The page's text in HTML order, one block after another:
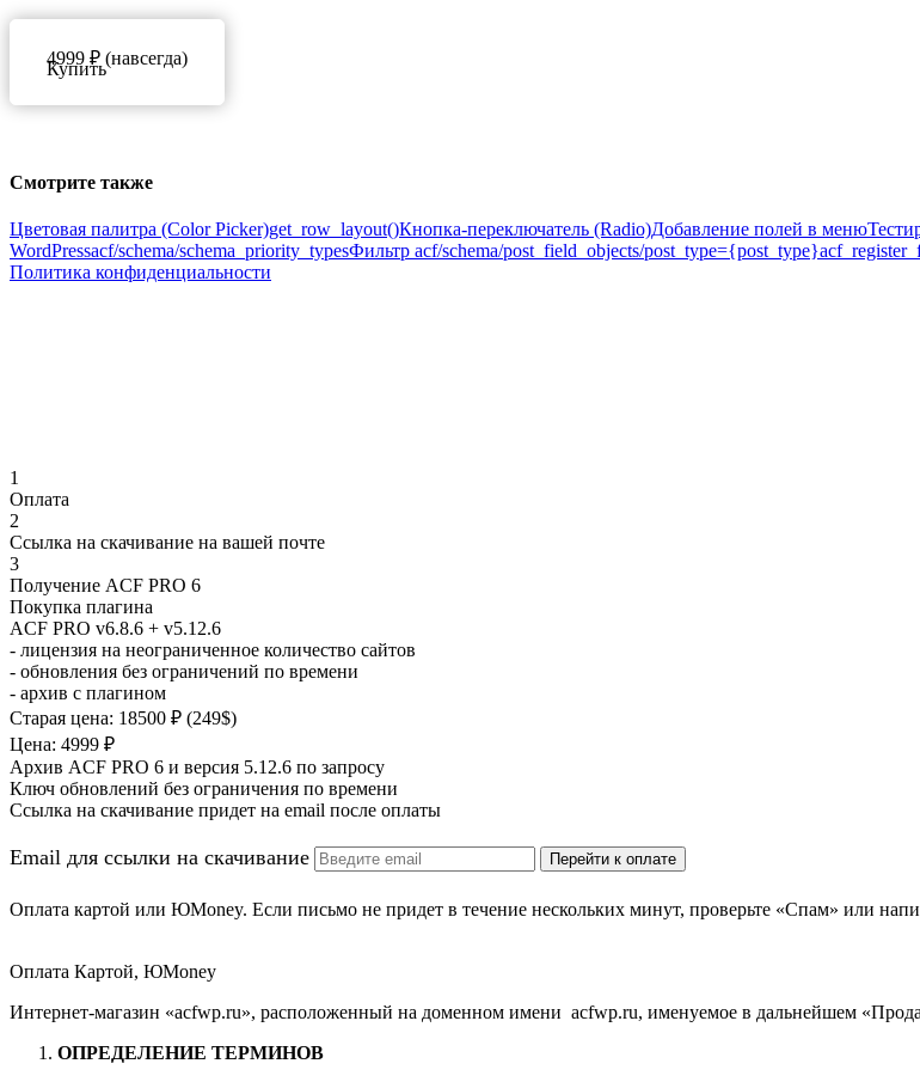
4999 ₽ (навсегда)
Купить
Смотрите также
Цветовая палитра (Color Picker)get_row_layout()Кнопка-переключатель (Radio)Добавление полей в меню
WordPressacf/schema/schema_priority_typesФильтр acf/schema/post_field_objects/post_type={post_type}
Политика конфиденциальности
1
Оплата
2
Ссылка на скачивание на вашей почте
3
Получение ACF PRO 6
Покупка плагина
ACF PRO v6.8.6 + v5.12.6
- лицензия на неограниченное количество сайтов
- обновления без ограничений по времени
- архив с плагином
Старая цена: 18500 ₽ (249$)
Цена: 4999 ₽
Архив ACF PRO 6 и версия 5.12.6 по запросу
Ключ обновлений без ограничения по времени
Ссылка на скачивание придет на email после оплаты
Email для ссылки на скачивание
Оплата картой или ЮMoney. Если письмо не придет в течение нескольких минут, проверьте «Спам» или
Оплата Картой, ЮMoney
Интернет-магазин «acfwp.ru», расположенный на доменном имени acfwp.ru, именуемое в дальнейшем
ОПРЕДЕЛЕНИЕ ТЕРМИНОВ